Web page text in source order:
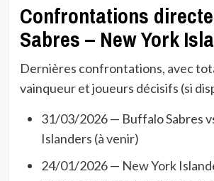
Confrontations
Sabres – New York
Dernières confrontations, avec
vainqueur et joueurs décisifs (si
31/03/2026 — Buffalo Sabres
Islanders (à venir)
24/01/2026 — New York